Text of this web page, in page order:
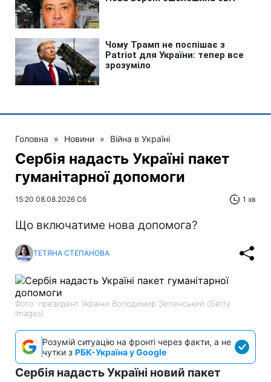
Головна » Новини » Війна в Україні
Сербія надасть Україні пакет
гуманітарної допомоги
15:20 08.08.2026 Сб 1 хв
Що включатиме нова допомога?
ТЕТЯНА СТЕПАНОВА
Фото: президент України Володимир Зеленський (Getty
Images)
Розумій ситуацію на фронті через факти, а не
чутки з РБК-Україна у Google
Сербія надасть Україні новий пакет